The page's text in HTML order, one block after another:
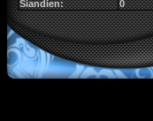
Šiandien:
0